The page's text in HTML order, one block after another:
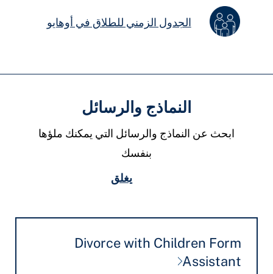
الجدول الزمني للطلاق في أوهايو
النماذج والرسائل
ابحث عن النماذج والرسائل التي يمكنك ملؤها
بنفسك
يغلق
Divorce with Children Form
Assistant